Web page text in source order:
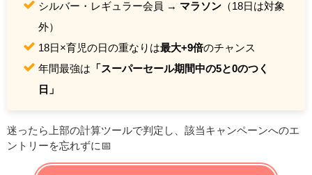
シルバー・レギュラー会員 → マラソン （18日は対象
外）
18日×育児の日の重なりは最大+9倍のチャンス
年間最強は 「スーパーセール期間中の5と0のつく
日」
迷ったら上部の計算ツールで判定し、該当キャンペーンへのエ
ントリーを忘れずに📅